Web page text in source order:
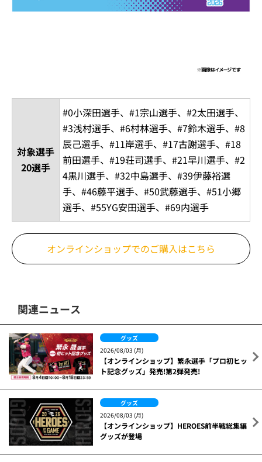
対象選手
20選手
#0小深田選手、#1宗山選手、#2太田選手、
#3浅村選手、#6村林選手、#7鈴木選手、#8
辰己選手、#11岸選手、#17古謝選手、#18
前田選手、#19荘司選手、#21早川選手、#2
4黒川選手、#32中島選手、#39伊藤裕選
手、#46藤平選手、#50武藤選手、#51小郷
選手、#55YG安田選手、#69内選手
オンラインショップでのご購入はこちら
関連ニュース
グッズ
2026/08/03 (月)
【オンラインショップ】繁永選手「プロ初ヒッ
ト記念グッズ」発売!第2弾発売!
グッズ
2026/08/03 (月)
【オンラインショップ】HEROES前半戦総集編
グッズが登場